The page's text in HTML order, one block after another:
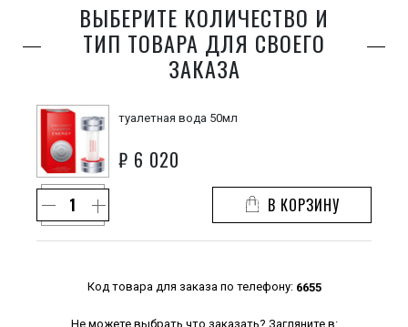
ВЫБЕРИТЕ КОЛИЧЕСТВО И
ТИП ТОВАРА ДЛЯ СВОЕГО
ЗАКАЗА
туалетная вода 50мл
₽ 6 020
В КОРЗИНУ
Код товара для заказа по телефону: 6655
Не можете выбрать что заказать? Загляните в: